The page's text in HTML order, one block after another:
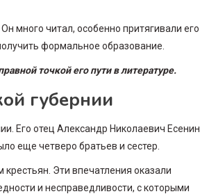
много читал, особенно притягивали его
формальное образование.
точкой его пути в литературе.
губернии
Его отец Александр Николаевич Есенин
еще четверо братьев и сестер.
Эти впечатления оказали
и несправедливости, с которыми